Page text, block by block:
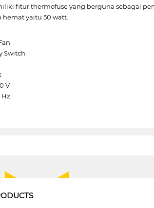
fitur thermofuse yang berguna sebagai
hemat yaitu 50 watt.
Switch
V
Hz